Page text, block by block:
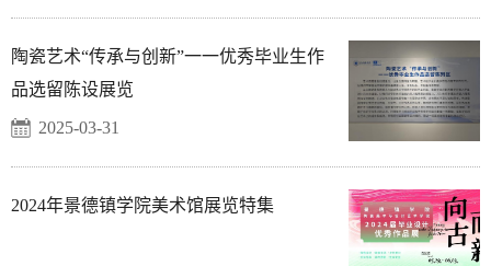
陶瓷艺术“传承与创新”一一优秀毕业生作
品选留陈设展览
2025-03-31
2024年景德镇学院美术馆展览特集